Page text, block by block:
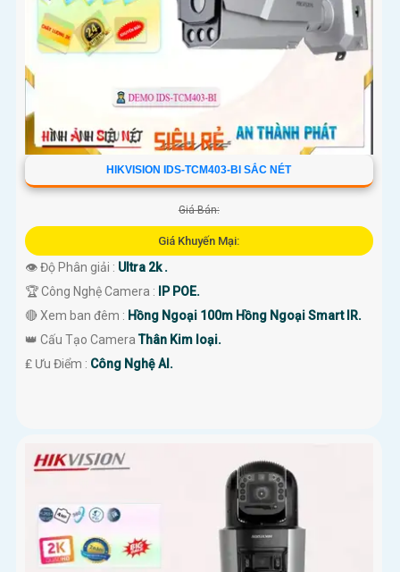
HIKVISION IDS-TCM403-BI SẮC NÉT
Giá Bán:
Giá Khuyến Mại:
👁 Độ Phân giải : Ultra 2k .
🏆 Công Nghệ Camera :
IP POE.
🔴 Xem ban đêm : Hồng Ngoại 100m Hồng Ngoại Smart IR.
👑 Cấu Tạo CameraThân Kim loại.
️₤ Ưu Điểm : Công Nghệ AI.